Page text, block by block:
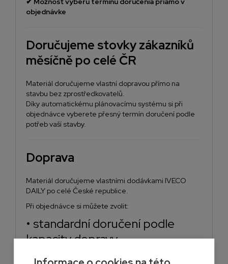
objednávke
Doručujeme stovky zákazníků
měsíčně po celé ČR
Materiál doručujeme vlastní dopravou přímo na
stavbu bez zprostředkovatelů.
Díky automatickému plánovacímu systému si při
objednávce vyberete přesný termín doručení podle
potřeb vaší stavby.
Doprava
Materiál doručujeme vlastními dodávkami IVECO
DAILY po celé České republice.
Při objednávce si můžete zvolit:
• standardní doručení podle
kapacity dopravy
• zrychlení objednávky